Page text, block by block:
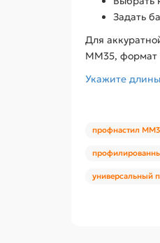
Задать
Для
ММ35, формат
Укажите
профнастил
универсальный